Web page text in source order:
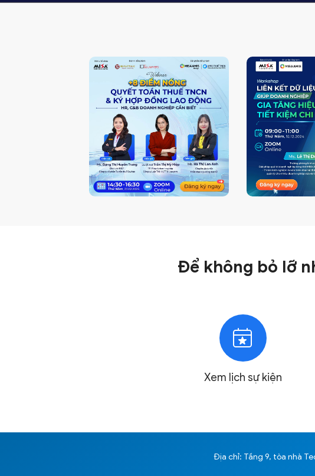
Để không bỏ lỡ
Xem lịch sự kiện
Địa chỉ: Tầng 9, tòa nhà